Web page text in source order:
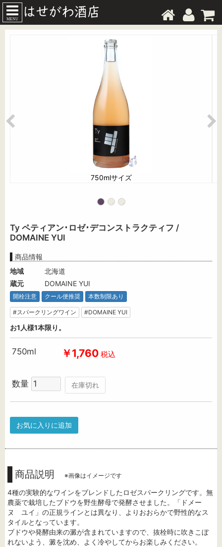
MENU
750mlサイズ
Ty ペティアン･ロゼ･デコンストラクティフ /
DOMAINE YUI
商品情報
地域
北海道
蔵元
DOMAINE YUI
開栓注意 クール便推奨 本数制限あり
#スパークリングワイン #DOMAINE YUI
お1人様1本限り。
750ml ￥1,760 税込
数量 在庫切れ
お気に入りに追加
商品説明 ※画像はイメージです
4種の実験的なワインをブレンドしたロゼスパークリングです。無
農薬で栽培したブドウを野生酵母で発酵させました。「ドメー
ヌ ユイ」の正規ラインとは異なり、よりおおらかで野性的なス
タイルとなっています。
ブドウや発酵由来の澱が含まれていますので、抜栓時に吹きこぼ
れないよう、澱を沈め、よく冷やしてからお楽しみください。